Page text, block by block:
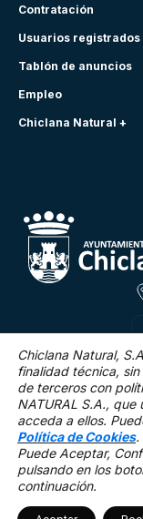
Contratación
Usuarios registrados
Tablón de anuncios
Empleo
Chiclana Natural +
Mapa Web
Chiclana Natural,
finalidad técnica,
de terceros con
NATURAL S.A.,
acceda a ellos.
Política de Cookies.
Puede Aceptar,
pulsando en los
continuación.